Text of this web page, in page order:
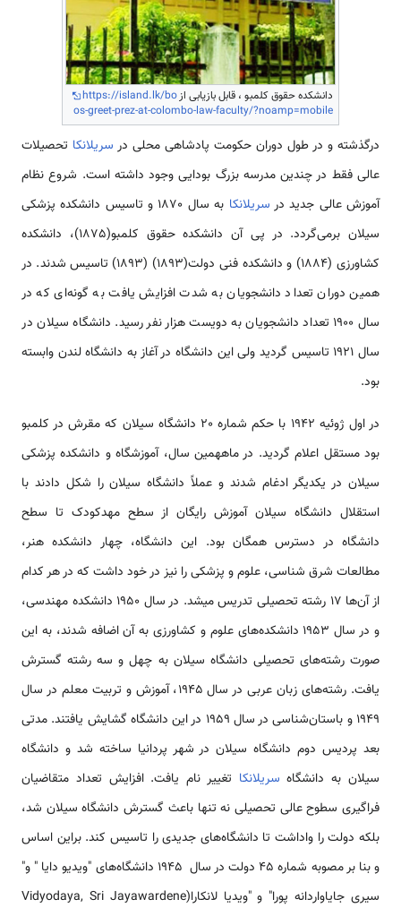
دانشکده حقوق کلمبو ، قابل بازیابی ازhttps://island.lk/bo
os-greet-prez-at-colombo-law-faculty/?noamp=mobile
درگذشته و در طول دوران حکومت پادشاهی محلی در سریلانکا تحصیلات
عالی فقط در چندین مدرسه بزرگ بودایی وجود داشته است. شروع نظام
آموزش عالی جدید در سریلانکا
به سال 1870 و تاسیس دانشکده پزشکی
سیلان برمی‌گردد. در پی آن دانشکده حقوق کلمبو(1875)، دانشکده
کشاورزی (1884) و دانشکده فنی دولت(1893) (1893) تاسیس شدند. در
همین دوران تعداد دانشجویان به شدت افزایش یافت به گونه‌ای که در
سال 1900 تعداد دانشجویان به دویست هزار نفر رسید. دانشگاه سیلان در
سال 1921 تاسیس گردید ولی این دانشگاه در آغاز به دانشگاه لندن وابسته
بود.
در اول ژوئیه 1942 با حکم شماره 20 دانشگاه سیلان که مقرش در کلمبو
بود مستقل اعلام گردید. در ماههمین سال، آموزشگاه و دانشکده پزشکی
سیلان در یکدیگر ادغام شدند و عملاً دانشگاه سیلان را شکل دادند با
استقلال دانشگاه سیلان آموزش رایگان از سطح مهدکودک تا سطح
دانشگاه در دسترس همگان بود. این دانشگاه، چهار دانشکده هنر،
مطالعات شرق شناسی، علوم و پزشکی را نیز در خود داشت که در هر کدام
از آن‌ها 17 رشته تحصیلی تدریس میشد. در سال 1950 دانشکده مهندسی،
و در سال 1953 دانشکده‌های علوم و کشاورزی به آن اضافه شدند، به این
صورت رشته‌های تحصیلی دانشگاه سیلان به چهل و سه رشته گسترش
یافت. رشته‌های زبان عربی در سال 1945، آموزش و تربیت معلم در سال
1949 و باستان‌شناسی در سال 1959 در این دانشگاه گشایش یافتند. مدتی
بعد پردیس دوم دانشگاه سیلان در شهر پردانیا ساخته شد و دانشگاه
سیلان به دانشگاه سریلانکا تغییر نام یافت. افزایش تعداد متقاضیان
فراگیری سطوح عالی تحصیلی نه تنها باعث گسترش دانشگاه سیلان شد،
بلکه دولت را واداشت تا دانشگاه‌های جدیدی را تاسیس کند. براین اساس
و بنا بر مصوبه شماره 45 دولت در سال 1945 دانشگاه‌های "ویدیو دایا " و"
سیری جایاواردانه پورا" و "ویدیا لانکارا(Vidyodaya, Sri Jayawardene